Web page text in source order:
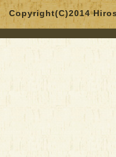
Copyright(C)2014